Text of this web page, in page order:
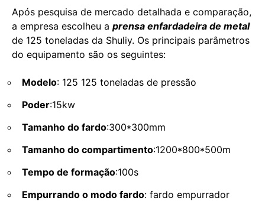
Após pesquisa de mercado detalhada e comparação,
a empresa escolheu a prensa enfardadeira de metal
de 125 toneladas da Shuliy. Os principais parâmetros
do equipamento são os seguintes:
Modelo: 125 125 toneladas de pressão
Poder:15kw
Tamanho do fardo:300*300mm
Tamanho do compartimento:1200*800*500m
Tempo de formação:100s
Empurrando o modo fardo: fardo empurrador